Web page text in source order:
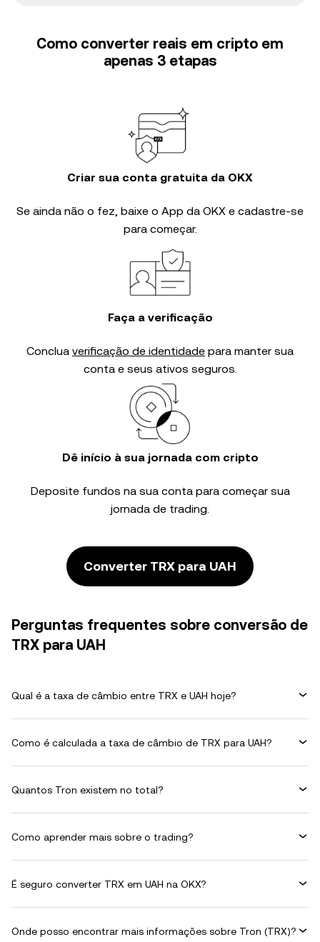
Como converter reais em cripto em
apenas 3 etapas
Criar sua conta gratuita da OKX
Se ainda não o fez, baixe o App da OKX e cadastre-se
para começar.
Faça a verificação
Conclua verificação de identidade para manter sua
conta e seus ativos seguros.
Dê início à sua jornada com cripto
Deposite fundos na sua conta para começar sua
jornada de trading.
Converter TRX para UAH
Perguntas frequentes sobre conversão de
TRX para UAH
Qual é a taxa de câmbio entre TRX e UAH hoje?
Como é calculada a taxa de câmbio de TRX para UAH?
Quantos Tron existem no total?
Como aprender mais sobre o trading?
É seguro converter TRX em UAH na OKX?
Onde posso encontrar mais informações sobre Tron (TRX)?